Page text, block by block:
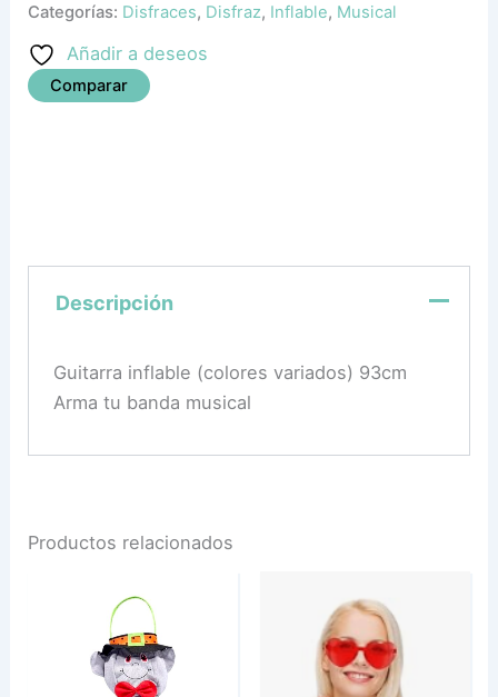
Categorías: Disfraces, Disfraz, Inflable, Musical
Añadir a deseos
Comparar
Descripción
Guitarra inflable (colores variados) 93cm
Arma tu banda musical
Productos relacionados